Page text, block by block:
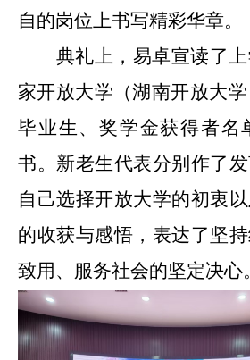
自的岗位上书写精彩华章。
典礼上，易卓宣读了
家开放大学（湖南开放大学
毕业生、奖学金获得者名
书。 新老生代表分别作了
自己选择开放大学的初衷
的收获与感悟，表达了坚
致用、服务社会的坚定决心。